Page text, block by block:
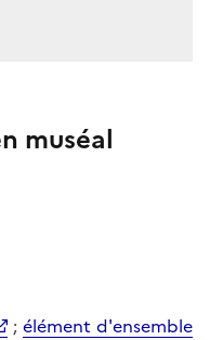
muséal
; élément d'ensemble